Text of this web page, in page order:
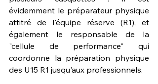
évidemment le préparateur physique
attitré de l'équipe réserve (R1), et
également le responsable de la
"cellule de performance" qui
coordonne la préparation physique
des U15 R1 jusqu'aux professionnels.